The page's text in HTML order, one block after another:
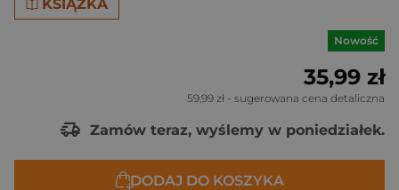
KSIĄŻKA
Nowość
35,99 zł
59,99 zł - sugerowana cena detaliczna
Zamów teraz, wyślemy w poniedziałek.
DODAJ DO KOSZYKA